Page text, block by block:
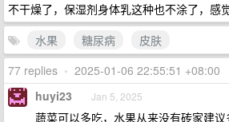
不干燥了，保湿剂身体乳这种也不涂了，感
水果
糖尿病
皮肤
77 replies • 2025-01-06 22:55:51 +08:00
huyi23 Jan 5, 2025
蔬菜可以多吃，水果从来没有砖家建